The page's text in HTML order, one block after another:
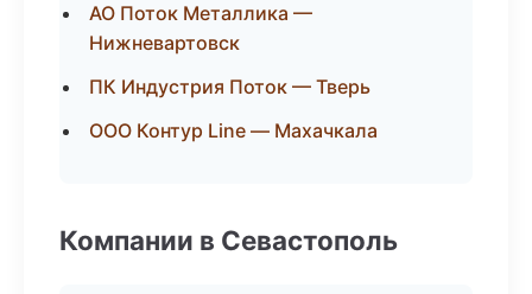
АО Поток Металлика —
Нижневартовск
ПК Индустрия Поток — Тверь
ООО Контур Line — Махачкала
Компании в Севастополь